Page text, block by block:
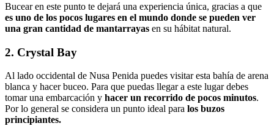
Bucear en este punto te dejará una experiencia única, gracias a que
es uno de los pocos lugares en el mundo donde se pueden ver
una gran cantidad de mantarrayas en su hábitat natural.
2. Crystal Bay
Al lado occidental de Nusa Penida puedes visitar esta bahía de arena
blanca y hacer buceo. Para que puedas llegar a este lugar debes
tomar una embarcación y hacer un recorrido de pocos minutos.
Por lo general se considera un punto ideal para los buzos
principiantes.